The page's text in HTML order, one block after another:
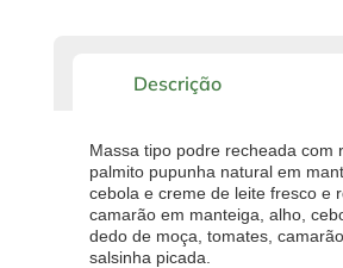
Descrição
Massa tipo podre recheada com
palmito pupunha natural em
cebola e creme de leite fresco e
camarão em manteiga, alho,
dedo de moça, tomates,
salsinha picada.